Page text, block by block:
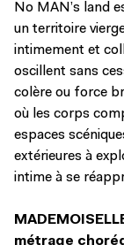
No MAN’s land
un territoire
intimement et
oscillent sans
colère ou force
où les corps
espaces
extérieures à
intime à se
métrage